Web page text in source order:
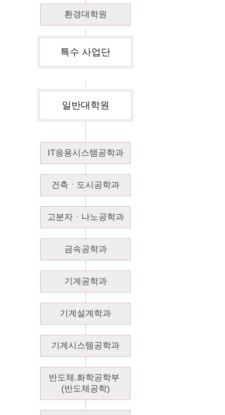
환경대학원
특수 사업단
일반대학원
IT응용시스템공학과
건축ㆍ도시공학과
고분자ㆍ나노공학과
금속공학과
기계공학과
기계설계학과
기계시스템공학과
반도체.화학공학부
(반도체공학)